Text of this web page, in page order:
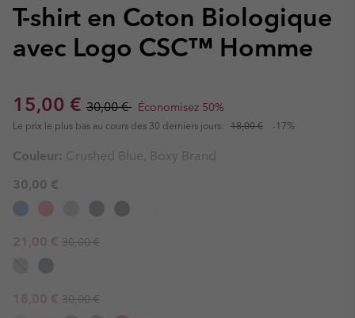
T-shirt en Coton Biologique
avec Logo CSC™ Homme
Sale price:
15,00 € Regular price:
30,00 € Économisez 50%
Le prix le plus bas au cours des 30 derniers jours: 18,00 € -17%
Couleur: Crushed Blue, Boxy Brand
30,00 €
Sale price:
21,00 € Regular price:
30,00 €
Sale price:
18,00 € Regular price:
30,00 €